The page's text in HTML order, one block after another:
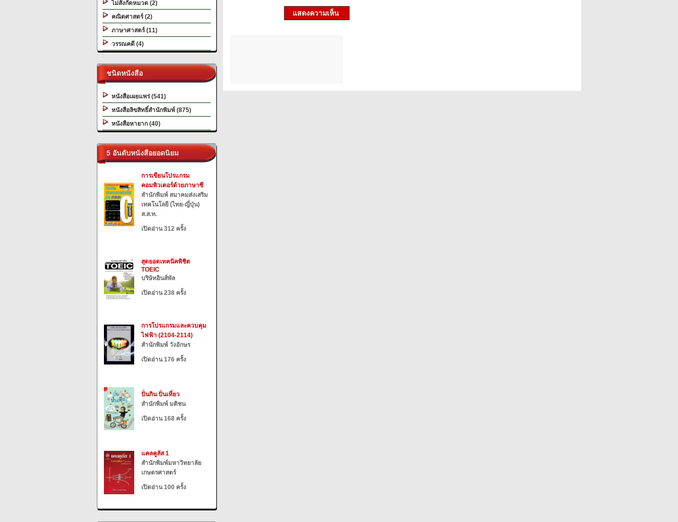
ไม่สังกัดหมวด (2)
คณิตศาสตร์ (2)
ภาษาศาสตร์ (11)
วรรณคดี (4)
ชนิดหนังสือ
หนังสือเผยแพร่ (541)
หนังสือลิขสิทธิ์สำนักพิมพ์ (875)
หนังสือหายาก (40)
5 อันดับหนังสือยอดนิยม
การเขียนโปรแกรม
คอมพิวเตอร์ด้วยภาษาซี
สำนักพิมพ์ สมาคมส่งเสริม
เทคโนโลยี (ไทย-ญี่ปุ่น)
ส.ส.ท.
เปิดอ่าน 312 ครั้ง
สุดยอดเทคนิคพิชิต
TOEIC
บริษัทอินส์พัล
เปิดอ่าน 238 ครั้ง
การโปรแกรมและควบคุม
ไฟฟ้า (2104-2114)
สำนักพิมพ์ วังอักษร
เปิดอ่าน 176 ครั้ง
ปั่นกิน ปั่นเที่ยว
สำนักพิมพ์ มติชน
เปิดอ่าน 168 ครั้ง
แคลคูลัส 1
สำนักพิมพ์มหาวิทยาลัย
เกษตรศาสตร์
เปิดอ่าน 100 ครั้ง
แสดงความเห็น